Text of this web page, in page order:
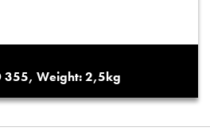
355 2,5